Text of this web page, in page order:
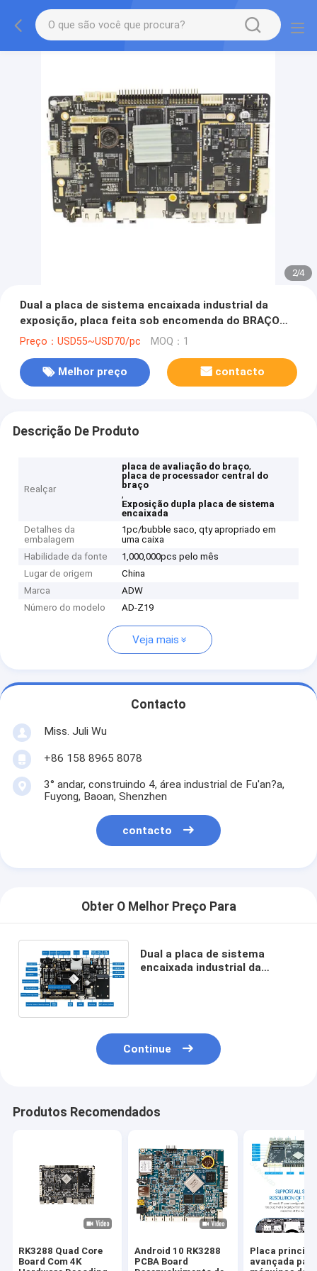
2/4
Dual a placa de sistema encaixada industrial da
exposição, placa feita sob encomenda do BRAÇO
1920*1080P
Preço：USD55~USD70/pc MOQ：1
Melhor preço contacto
Descrição De Produto
Realçar
placa de avaliação do braço,
placa de processador central do
braço
,
Exposição dupla placa de sistema
encaixada
Detalhes da
embalagem
1pc/bubble saco, qty apropriado em
uma caixa
Habilidade da fonte
1,000,000pcs pelo mês
Lugar de origem
China
Marca
ADW
Número do modelo
AD-Z19
Veja mais
Contacto
Miss. Juli Wu
+86 158 8965 8078
3° andar, construindo 4, área industrial de Fu'an?a,
Fuyong, Baoan, Shenzhen
contacto
Obter O Melhor Preço Para
Dual a placa de sistema
encaixada industrial da
Continue
Produtos Recomendados
RK3288 Quad Core
Board Com 4K
Android 10 RK3288
PCBA Board
Placa
avançada